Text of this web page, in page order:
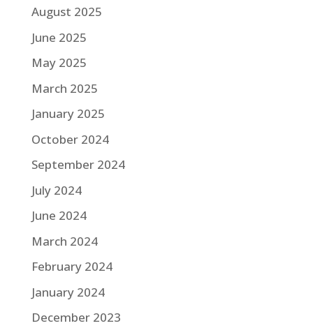
August 2025
June 2025
May 2025
March 2025
January 2025
October 2024
September 2024
July 2024
June 2024
March 2024
February 2024
January 2024
December 2023